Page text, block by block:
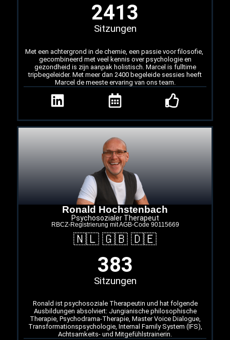
Sitzungen
2413
Met een achtergrond in de chemie, een passie voor filosofie,
gecombineerd met veel kennis over psychologie en
gezondheid is zijn aanpak holistisch. Marcel is fulltime
tripbegeleider. Met meer dan 2400 begeleide sessies heeft
Marcel de meeste ervaring van ons team.
Ronald Hochstenbach
Psychosozialer Therapeut
RBCZ-Registrierung mit AGB-Code 90115669
🇳🇱 🇬🇧 🇩🇪
Sitzungen
383
Ronald ist psychosoziale Therapeutin und hat folgende
Ausbildungen absolviert: Jungianische philosophische
Therapie, Psychodrama-Therapie, Master Voice Dialogue,
Transformationspsychologie, Internal Family System (IFS),
Achtsamkeits- und Mitgefühlstrainerin.